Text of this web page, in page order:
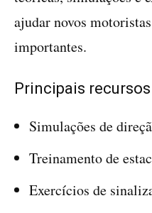
ajudar novos
importantes.
Principais recursos
Simulações de
Treinamento de
Exercícios de